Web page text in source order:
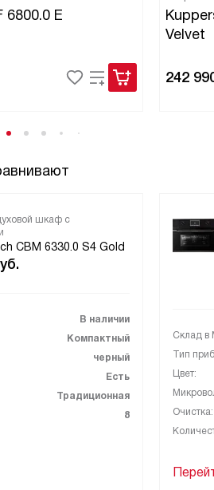
поток, что важно при
ECO‑режим и автоматическое
— удобно следить за
Рекомендую тем, кто
и ценит быстрый старт и
6800.0 E
Velvet
242
шкаф с
CBM 6330.0 S4 Gold
В наличии
Компактный
черный
Есть
Традиционная
8
Склад в
Тип
Цвет:
Очистка: